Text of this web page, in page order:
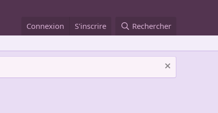
Connexion S'inscrire Rechercher